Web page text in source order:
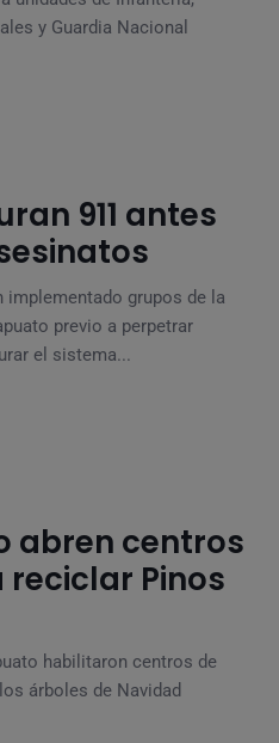
y Guardia Nacional
911 antes
implementado grupos de la
previo a perpetrar
el sistema...
abren centros
Pinos
habilitaron centros de
árboles de Navidad